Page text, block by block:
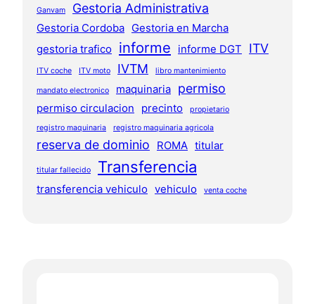
Ganvam Gestoria Administrativa
Gestoria Cordoba Gestoria en Marcha
gestoria trafico
informe informe DGT ITV
ITV coche ITV moto IVTM libro mantenimiento
mandato electronico maquinaria permiso
permiso circulacion precinto
propietario
registro maquinaria
registro maquinaria agricola
reserva de dominio ROMA titular
titular fallecido Transferencia
transferencia vehiculo vehiculo venta coche